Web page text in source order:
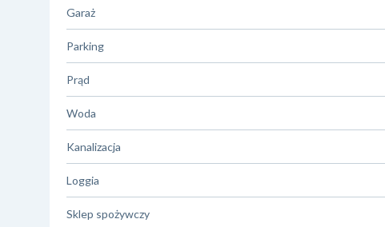
Garaż
Parking
Prąd
Woda
Kanalizacja
Loggia
Sklep spożywczy